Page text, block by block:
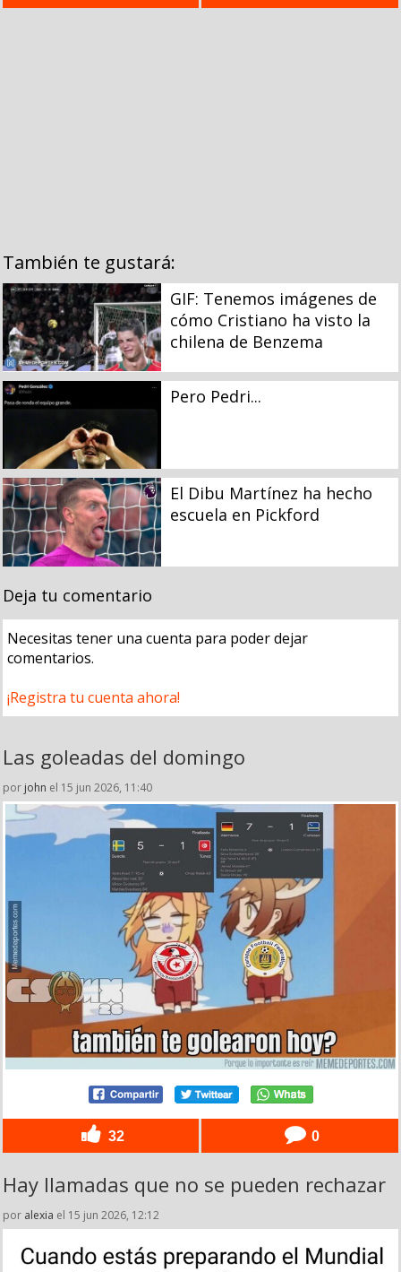
También te gustará:
GIF: Tenemos imágenes de
cómo Cristiano ha visto la
chilena de Benzema
Pero Pedri...
El Dibu Martínez ha hecho
escuela en Pickford
Deja tu comentario
Necesitas tener una cuenta para poder dejar
comentarios.
¡Registra tu cuenta ahora!
Las goleadas del domingo
por john el 15 jun 2026, 11:40
32 0
Hay llamadas que no se pueden rechazar
por alexia el 15 jun 2026, 12:12